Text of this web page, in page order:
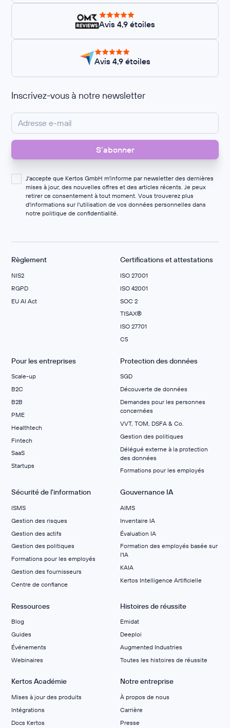
Avis 4,9 étoiles
Avis 4,9 étoiles
Inscrivez-vous à notre newsletter
J'accepte que Kertos GmbH m'informe par newsletter des dernières
mises à jour, des nouvelles offres et des articles récents. Je peux
retirer ce consentement à tout moment. Vous trouverez plus
d'informations sur l'utilisation de vos données personnelles dans
notre politique de confidentialité.
Règlement
NIS2
RGPD
EU AI Act
Certifications et attestations
ISO 27001
ISO 42001
SOC 2
TISAX®
ISO 27701
C5
Pour les entreprises
Scale-up
B2C
B2B
PME
Healthtech
Fintech
SaaS
Startups
Protection des données
SGD
Découverte de données
Demandes pour les personnes
concernées
VVT, TOM, DSFA & Co.
Gestion des politiques
Délégué externe à la protection
des données
Formations pour les employés
Sécurité de l'information
ISMS
Gestion des risques
Gestion des actifs
Gestion des politiques
Formations pour les employés
Gestion des fournisseurs
Centre de confiance
Gouvernance IA
AIMS
Inventaire IA
Évaluation IA
Formation des employés basée sur
l'IA
KAIA
Kertos Intelligence Artificielle
Ressources
Blog
Guides
Événements
Webinaires
Histoires de réussite
Emidat
Deeploi
Augmented Industries
Toutes les histoires de réussite
Kertos Académie
Mises à jour des produits
Intégrations
Docs Kertos
Notre entreprise
À propos de nous
Carrière
Presse